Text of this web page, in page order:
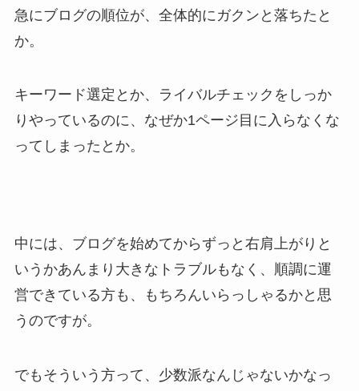
急にブログの順位が、全体的にガクンと落ちたと
か。
キーワード選定とか、ライバルチェックをしっか
りやっているのに、なぜか1ページ目に入らなくな
ってしまったとか。
中には、ブログを始めてからずっと右肩上がりと
いうかあんまり大きなトラブルもなく、順調に運
営できている方も、もちろんいらっしゃるかと思
うのですが。
でもそういう方って、少数派なんじゃないかなっ